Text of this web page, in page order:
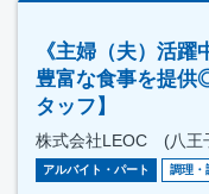
《主婦（夫）活
豊富な食事を提供
タッフ】
株式会社LEOC (八王
アルバイト・パート 調理・